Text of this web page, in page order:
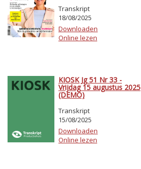
Transkript
18/08/2025
Downloaden
Online lezen
KIOSK Jg 51 Nr 33 -
Vrijdag 15 augustus 2025
(DEMO)
Transkript
15/08/2025
Downloaden
Online lezen